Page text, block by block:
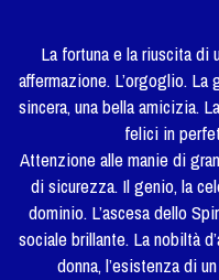
La fortuna e la riuscita di
affermazione. L’orgoglio. La
sincera, una bella amicizia.
felici in
Attenzione alle manie di
di sicurezza. Il genio, la
dominio. L’ascesa dello
sociale brillante. La nobiltà
donna, l’esistenza di